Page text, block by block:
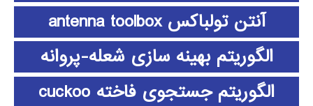
آنتن تولباکس antenna toolbox
الگوریتم بهینه سازی شعله-پروانه
الگوریتم جستجوی فاخته cuckoo